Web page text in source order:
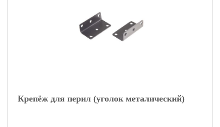
Крепёж для перил (уголок металический)